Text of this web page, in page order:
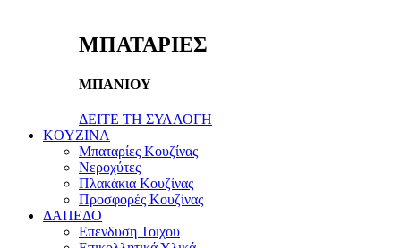
ΜΠΑΤΑΡΙΕΣ
ΜΠΑΝΙΟΥ
ΔΕΙΤΕ ΤΗ ΣΥΛΛΟΓΗ
KOYZINA
Μπαταρίες Κουζίνας
Νεροχύτες
Πλακάκια Κουζίνας
Προσφορές Κουζίνας
ΔΑΠΕΔΟ
Επενδυση Τοιχου